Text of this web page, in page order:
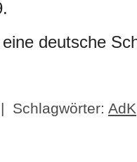
deutsche
| Schlagwörter: AdK